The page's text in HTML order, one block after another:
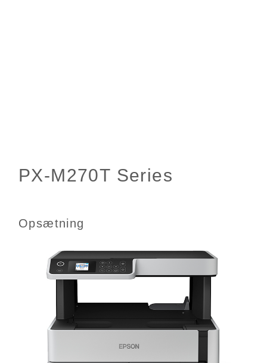
Opsætning